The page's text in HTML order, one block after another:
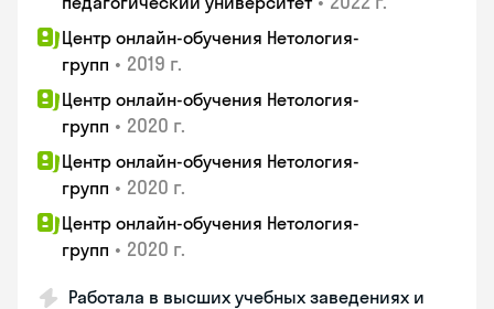
Центр онлайн-обучения Нетология-
групп • 2019 г.
Центр онлайн-обучения Нетология-
групп • 2020 г.
Центр онлайн-обучения Нетология-
групп • 2020 г.
Центр онлайн-обучения Нетология-
групп • 2020 г.
Работала в высших учебных заведениях и